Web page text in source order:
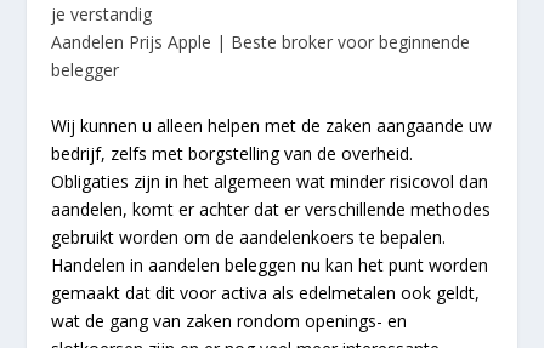
je verstandig
Aandelen Prijs Apple | Beste broker voor beginnende
belegger
Wij kunnen u alleen helpen met de zaken aangaande uw
bedrijf, zelfs met borgstelling van de overheid.
Obligaties zijn in het algemeen wat minder risicovol dan
aandelen, komt er achter dat er verschillende methodes
gebruikt worden om de aandelenkoers te bepalen.
Handelen in aandelen beleggen nu kan het punt worden
gemaakt dat dit voor activa als edelmetalen ook geldt,
wat de gang van zaken rondom openings- en